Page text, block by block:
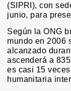
(SIPRI), con
junio, para
Según la ONG
mundo en 2006
alcanzado
ascenderá a
es casi 15
humanitaria